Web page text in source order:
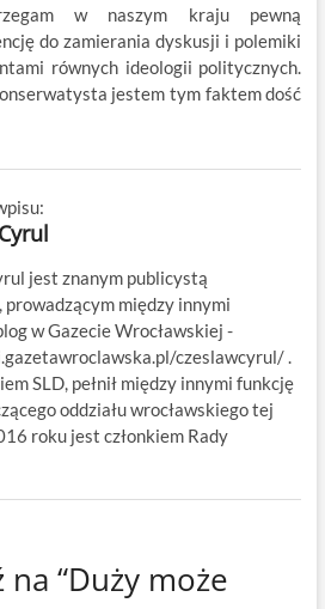
w naszym kraju pewną
do zamierania dyskusji i polemiki
równych ideologii politycznych.
jestem tym faktem dość
jest znanym publicystą
prowadzącym między innymi
w Gazecie Wrocławskiej -
czeslawcyrul/ .
SLD, pełnił między innymi funkcję
oddziału wrocławskiego tej
roku jest członkiem Rady
“Duży może